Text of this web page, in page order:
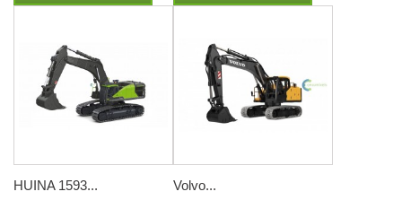
HUINA 1593... Volvo...